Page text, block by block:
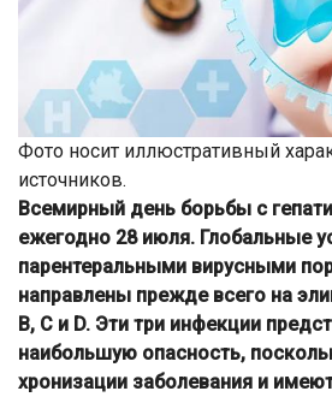
Фото носит иллюстративный
источников.
Всемирный день борьбы с
ежегодно 28 июля. Глобальные
парентеральными вирусными
направлены прежде всего на
В, С и D. Эти три инфекции
наибольшую опасность,
хронизации заболевания и